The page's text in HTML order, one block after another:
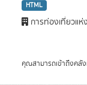
HTML
การท่องเที่ยวแห่
คุณสามารถเข้าถึงคลั